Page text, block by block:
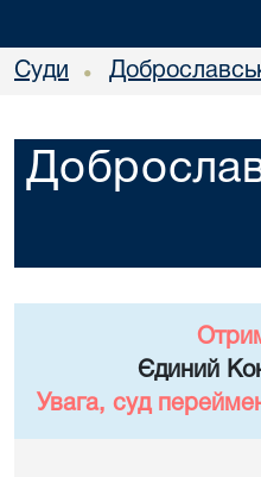
Суди •
Єдиний
Увага, суд